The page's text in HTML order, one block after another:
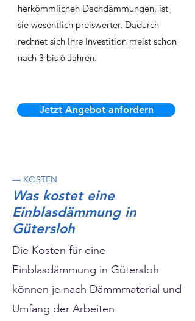
herkömmlichen Dachdämmungen, ist
sie wesentlich preiswerter. Dadurch
rechnet sich Ihre Investition meist schon
nach 3 bis 6 Jahren.
Jetzt Angebot anfordern
— KOSTEN
Was kostet eine
Einblasdämmung in
Gütersloh
Die Kosten für eine
Einblasdämmung in Gütersloh
können je nach Dämmmaterial und
Umfang der Arbeiten